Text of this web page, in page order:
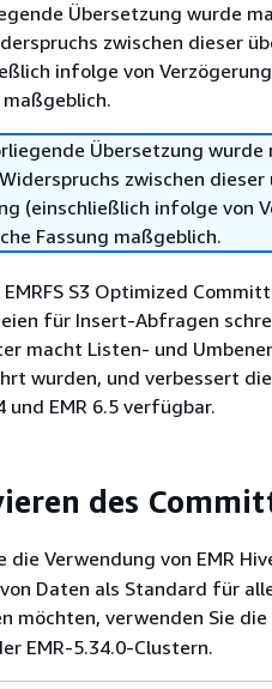
Übersetzung wurde
zwischen dieser
infolge von
maßgeblich.
Übersetzung
zwischen
(einschließlich infolge von
Fassung maßgeblich.
EMRFS S3 Optimized
für Insert-Abfragen
macht Listen- und
wurden, und verbessert
und EMR 6.5 verfügbar.
des
die Verwendung von EMR
Daten als Standard für
möchten, verwenden Sie
EMR-5.34.0-Clustern.